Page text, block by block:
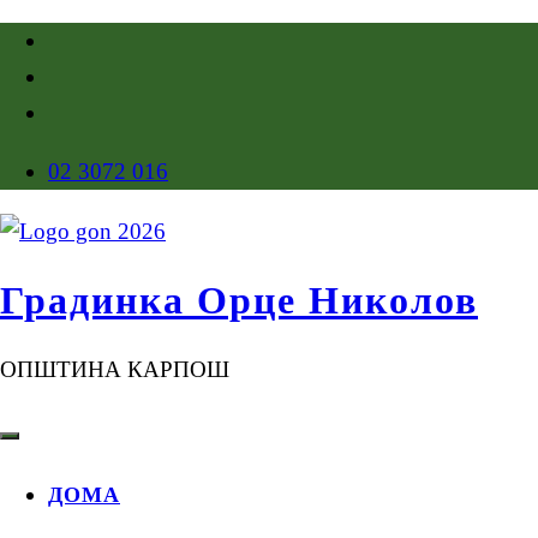
02 3072 016
Градинка Орце Николов
ОПШТИНА КАРПОШ
ДОМА